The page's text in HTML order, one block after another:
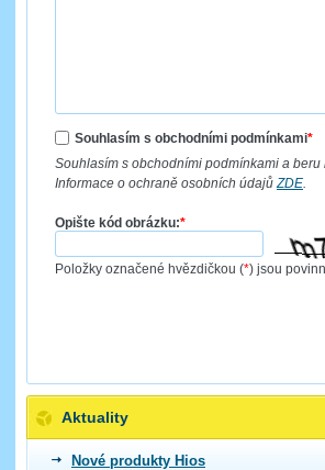
Souhlasím s obchodními podmínkami*
Souhlasím s obchodními podmínkami a beru
Informace o ochraně osobních údajůZDE.
Opište kód obrázku:*
Položky označené hvězdičkou (*) jsou
Aktuality
Nové produkty Hios